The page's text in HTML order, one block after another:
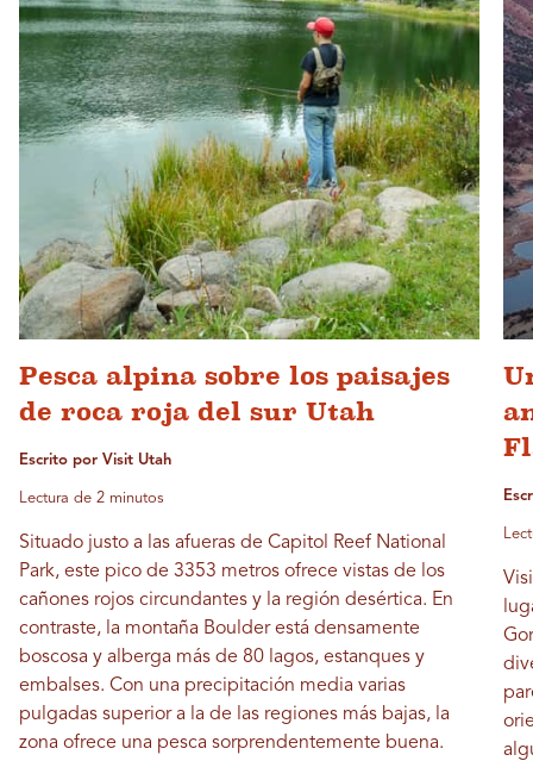
Pesca alpina sobre los paisajes
de roca roja del sur Utah
Escrito por Visit Utah
Lectura de 2 minutos
Situado justo a las afueras de Capitol Reef National
Park, este pico de 3353 metros ofrece vistas de los
cañones rojos circundantes y la región desértica. En
contraste, la montaña Boulder está densamente
boscosa y alberga más de 80 lagos, estanques y
embalses. Con una precipitación media varias
pulgadas superior a la de las regiones más bajas, la
zona ofrece una pesca sorprendentemente buena.